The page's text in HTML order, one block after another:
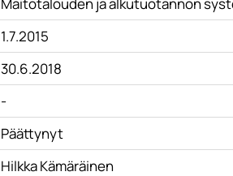
1.7.2015
30.6.2018
-
Päättynyt
Hilkka Kämäräinen